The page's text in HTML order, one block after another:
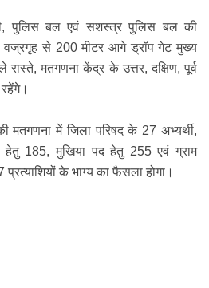
पुलिस बल एवं सशस्त्र पुलिस बल की
वज्रगृह से 200 मीटर आगे ड्रॉप गेट मुख्य
रास्ते, मतगणना केंद्र के उत्तर, दक्षिण, पूर्व
में जिला परिषद के 27 अभ्यर्थी,
185, मुखिया पद हेतु 255 एवं ग्राम
के भाग्य का फैसला होगा।